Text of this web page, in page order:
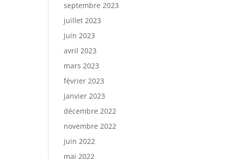
septembre 2023
juillet 2023
juin 2023
avril 2023
mars 2023
février 2023
janvier 2023
décembre 2022
novembre 2022
juin 2022
mai 2022